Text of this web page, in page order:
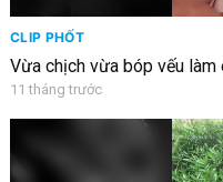
CLIP PHỐT
Vừa chịch vừa bóp vếu
11 tháng trước